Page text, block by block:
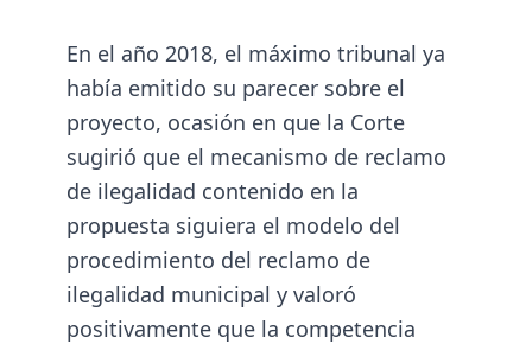
En el año 2018, el máximo tribunal ya
había emitido su parecer sobre el
proyecto, ocasión en que la Corte
sugirió que el mecanismo de reclamo
de ilegalidad contenido en la
propuesta siguiera el modelo del
procedimiento del reclamo de
ilegalidad municipal y valoró
positivamente que la competencia